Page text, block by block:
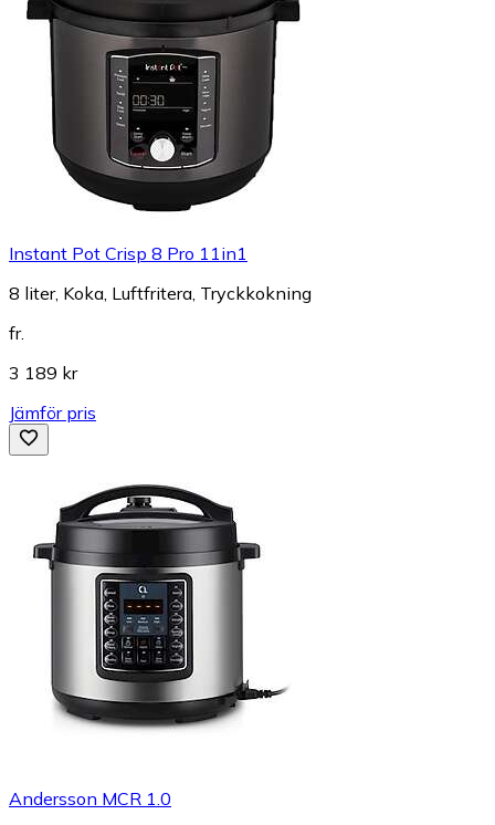
Instant Pot Crisp 8 Pro 11in1
8 liter, Koka, Luftfritera, Tryckkokning
fr.
3 189 kr
Jämför pris
Andersson MCR 1.0